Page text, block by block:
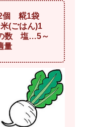
個 糀1袋
(ごはん)1
数 塩…5～
量